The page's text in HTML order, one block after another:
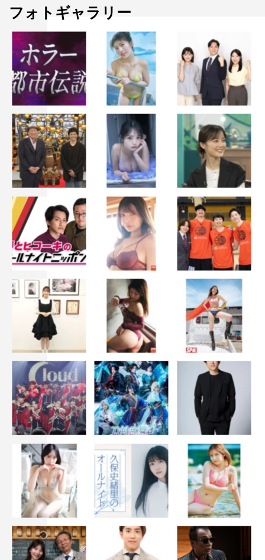
今回7人を指導したGinyuforcEは、豊洲PITイベント「イ
ケダンMAXのつなげる つなげる つなげる」にも出演する
ことが決定。ステージ上で、イケダンたちとサイリウムダ
ンスで競演する。
迎えた阿部顕嵐をかつ丼ケーキでお祝いした。
『イケダンMAX』
TOKYO MX 地上波9ch
毎週（木）25：05～25：35＜TOKYO MX1＞
出演：安井謙太郎、真田佑馬、諸星翔希、森田美勇人、萩
谷慧悟、阿部顕嵐、長妻怜央
フォトギャラリー